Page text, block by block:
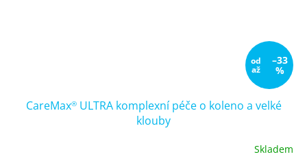
od
až
–33
%
CareMax®ULTRA komplexní péče o koleno a velké
klouby
Skladem